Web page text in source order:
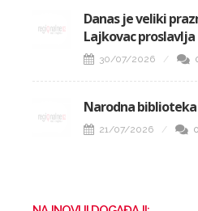
Danas je veliki
Lajkovac proslavlja
30/07/2026
Narodna
21/07/2026 0